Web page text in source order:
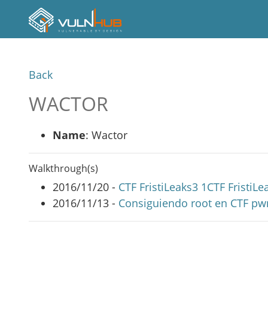
Back
WACTOR
Name: Wactor
Walkthrough(s)
2016/11/20 - CTF FristiLeaks3 1CTF
2016/11/13 - Consiguiendo root en CTF